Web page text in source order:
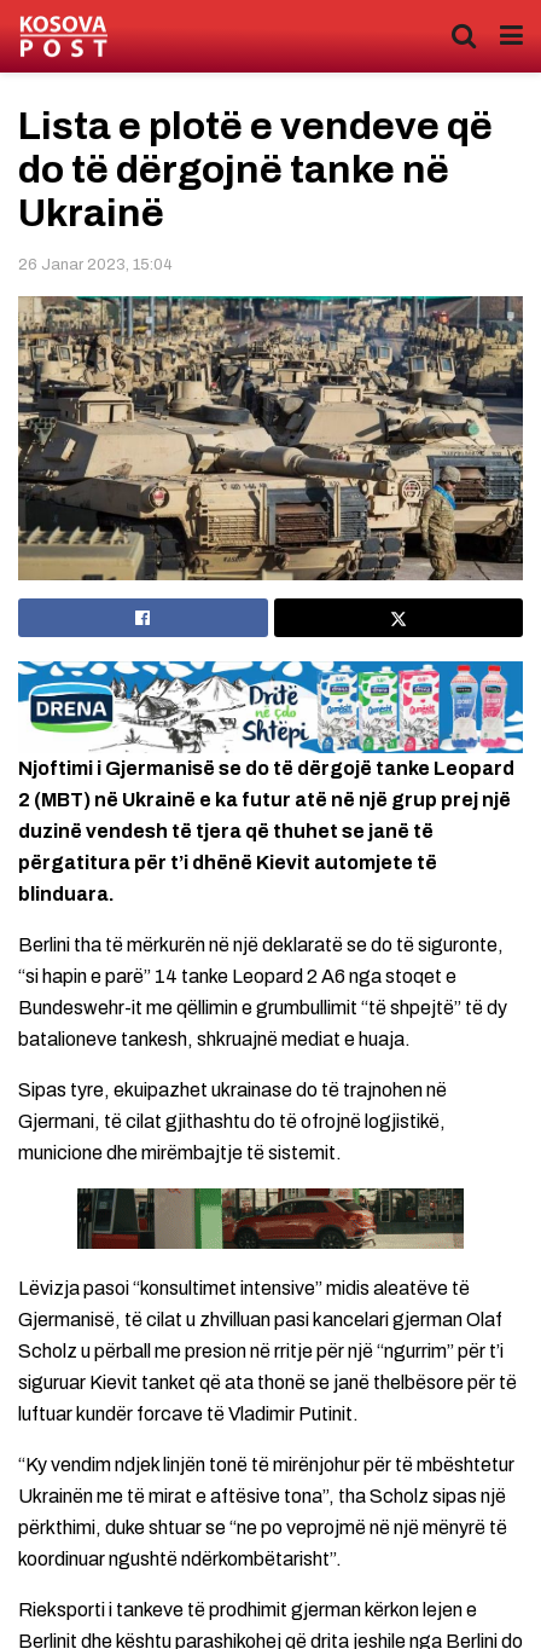
Lista e plotë e vendeve që
do të dërgojnë tanke në
Ukrainë
26 Janar 2023, 15:04
Njoftimi i Gjermanisë se do të dërgojë tanke Leopard
2 (MBT) në Ukrainë e ka futur atë në një grup prej një
duzinë vendesh të tjera që thuhet se janë të
përgatitura për t’i dhënë Kievit automjete të
blinduara.
Berlini tha të mërkurën në një deklaratë se do të siguronte,
“si hapin e parë” 14 tanke Leopard 2 A6 nga stoqet e
Bundeswehr-it me qëllimin e grumbullimit “të shpejtë” të dy
batalioneve tankesh, shkruajnë mediat e huaja.
Sipas tyre, ekuipazhet ukrainase do të trajnohen në
Gjermani, të cilat gjithashtu do të ofrojnë logjistikë,
municione dhe mirëmbajtje të sistemit.
Lëvizja pasoi “konsultimet intensive” midis aleatëve të
Gjermanisë, të cilat u zhvilluan pasi kancelari gjerman Olaf
Scholz u përball me presion në rritje për një “ngurrim” për t’i
siguruar Kievit tanket që ata thonë se janë thelbësore për të
luftuar kundër forcave të Vladimir Putinit.
“Ky vendim ndjek linjën tonë të mirënjohur për të mbështetur
Ukrainën me të mirat e aftësive tona”, tha Scholz sipas një
përkthimi, duke shtuar se “ne po veprojmë në një mënyrë të
koordinuar ngushtë ndërkombëtarisht”.
Rieksporti i tankeve të prodhimit gjerman kërkon lejen e
Berlinit dhe kështu parashikohej që drita jeshile nga Berlini do